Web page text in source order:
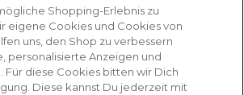
unserem Newsletter abmelden. Indem du fortfährst, stimmst
und Datenschutzbestimmungen zu
Shopping-Erlebnis zu
eigene Cookies und Cookies von
uns, den Shop zu verbessern
personalisierte Anzeigen und
Für diese Cookies bitten wir Dich
Diese kannst Du jederzeit mit